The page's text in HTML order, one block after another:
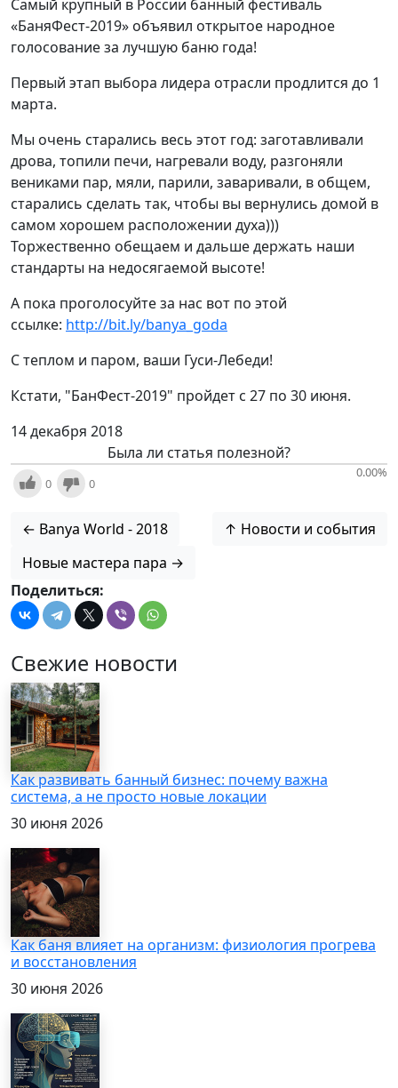
Самый крупный в России банный фестиваль
«БаняФест-2019» объявил открытое народное
голосование за лучшую баню года!
Первый этап выбора лидера отрасли продлится до 1
марта.
Мы очень старались весь этот год: заготавливали
дрова, топили печи, нагревали воду, разгоняли
вениками пар, мяли, парили, заваривали, в общем,
старались сделать так, чтобы вы вернулись домой в
самом хорошем расположении духа)))
Торжественно обещаем и дальше держать наши
стандарты на недосягаемой высоте!
А пока проголосуйте за нас вот по этой
ссылке: http://bit.ly/banya_goda
С теплом и паром, ваши Гуси-Лебеди!
Кстати, "БанФест-2019" пройдет с 27 по 30 июня.
14 декабря 2018
Была ли статья полезной?
0.00%
0 0
← Banya World - 2018
↑ Новости и события
Новые мастера пара →
Поделиться:
Свежие новости
Как развивать банный бизнес: почему важна
система, а не просто новые локации
30 июня 2026
Как баня влияет на организм: физиология прогрева
и восстановления
30 июня 2026